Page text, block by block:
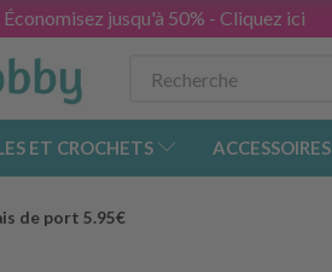
jusqu'à 50% - Cliquez ici
ET CROCHETS ACCESSOIRES
de port 5.95€